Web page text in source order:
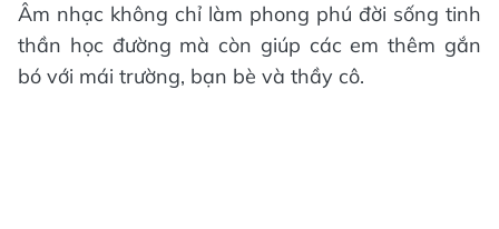
Âm nhạc không chỉ làm phong phú đời sống tinh
thần học đường mà còn giúp các em thêm gắn
bó với mái trường, bạn bè và thầy cô.